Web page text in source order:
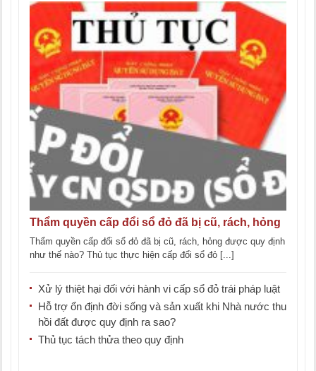
Thẩm quyền cấp đổi sổ đỏ đã bị cũ, rách, hỏng
Thẩm quyền cấp đổi sổ đỏ đã bị cũ, rách, hỏng được quy định
như thế nào? Thủ tục thực hiện cấp đổi sổ đỏ [...]
Xử lý thiệt hại đối với hành vi cấp sổ đỏ trái pháp luật
Hỗ trợ ổn định đời sống và sản xuất khi Nhà nước thu
hồi đất được quy định ra sao?
Thủ tục tách thửa theo quy định